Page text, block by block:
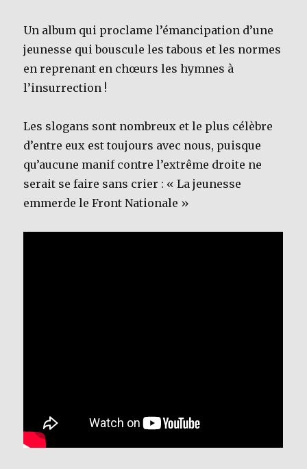
Un album qui proclame l’émancipation d’une
jeunesse qui bouscule les tabous et les normes
en reprenant en chœurs les hymnes à
l’insurrection !
Les slogans sont nombreux et le plus célèbre
d’entre eux est toujours avec nous, puisque
qu’aucune manif contre l’extrême droite ne
serait se faire sans crier : « La jeunesse
emmerde le Front Nationale »